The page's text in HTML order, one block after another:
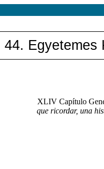
Egyetemes
XLIV Capítulo
que ricordar, una